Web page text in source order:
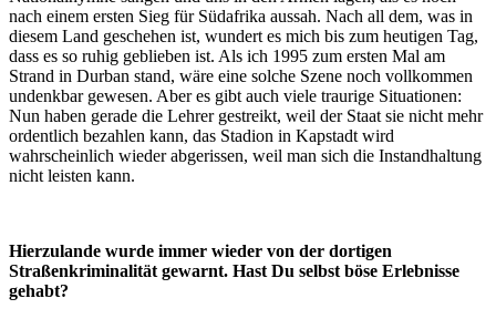
nach einem ersten Sieg für Südafrika aussah. Nach all dem, was in
diesem Land geschehen ist, wundert es mich bis zum heutigen Tag,
dass es so ruhig geblieben ist. Als ich 1995 zum ersten Mal am
Strand in Durban stand, wäre eine solche Szene noch vollkommen
undenkbar gewesen. Aber es gibt auch viele traurige Situationen:
Nun haben gerade die Lehrer gestreikt, weil der Staat sie nicht mehr
ordentlich bezahlen kann, das Stadion in Kapstadt wird
wahrscheinlich wieder abgerissen, weil man sich die Instandhaltung
nicht leisten kann.
Hierzulande wurde immer wieder von der dortigen
Straßenkriminalität gewarnt. Hast Du selbst böse Erlebnisse
gehabt?